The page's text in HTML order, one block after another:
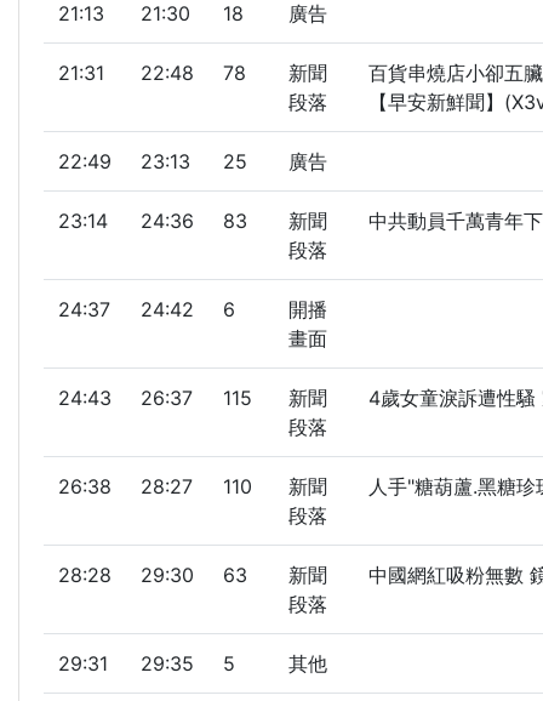
21:13 21:30 18 廣告
21:31 22:48 78
新聞
段落
百貨串燒店小卻五
【早安新鮮聞】
22:49 23:13 25 廣告
23:14 24:36 83
新聞
段落
中共動員千萬青年
24:37 24:42 6
開播
畫面
24:43 26:37 115
新聞
段落
4歲女童淚訴遭性
26:38 28:27 110
新聞
段落
人手"糖葫蘆.黑糖
28:28 29:30 63
新聞
段落
中國網紅吸粉無數
29:31 29:35 5 其他